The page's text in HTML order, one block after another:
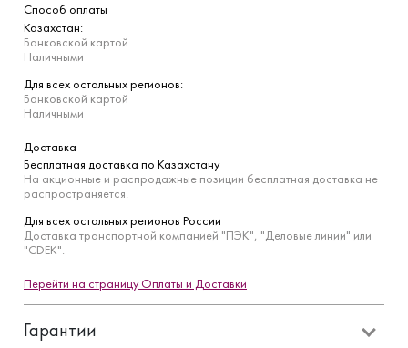
Способ оплаты
Казахстан:
Банковской картой
Наличными
Для всех остальных регионов:
Банковской картой
Наличными
Доставка
Бесплатная доставка по Казахстану
На акционные и распродажные позиции бесплатная доставка не
распространяется.
Для всех остальных регионов России
Доставка транспортной компанией "ПЭК", "Деловые линии" или
"CDEK".
Перейти на страницу Оплаты и Доставки
Гарантии